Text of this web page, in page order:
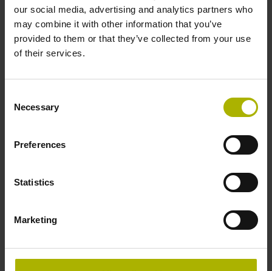
our social media, advertising and analytics partners who
may combine it with other information that you’ve
provided to them or that they’ve collected from your use
of their services.
Selection
Necessary
Preferences
Statistics
Marketing
Referenzmarkenlage
ML/2 - in der Mitte der Messlänge
Dicke